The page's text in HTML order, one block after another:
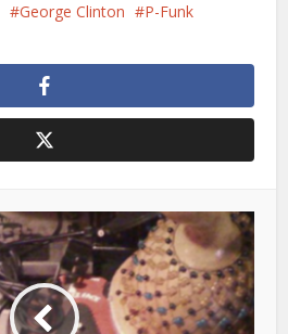
George Clinton
P-Funk